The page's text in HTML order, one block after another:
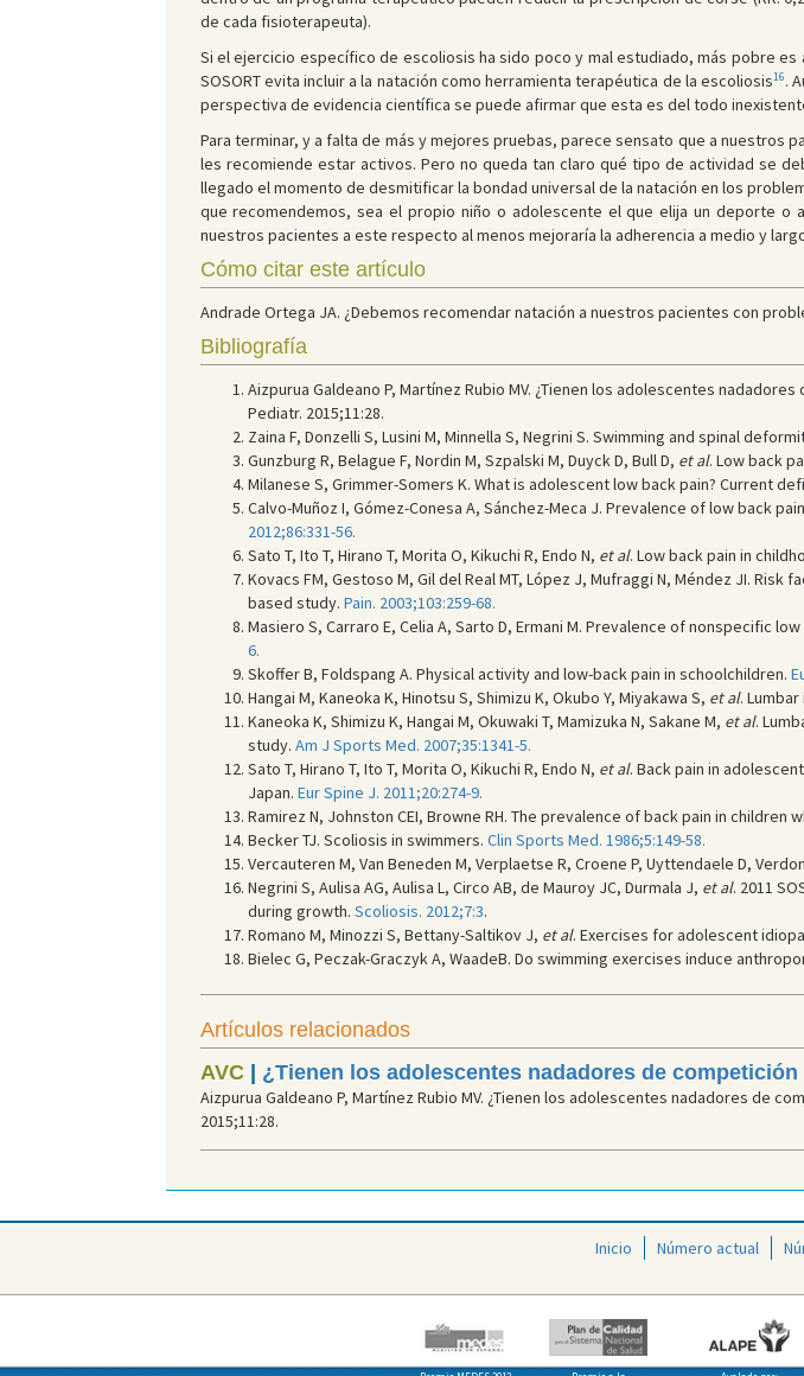
de cada fisioterapeuta).
Si el ejercicio específico de escoliosis ha sido poco y mal estudiado, más pobre
SOSORT evita incluir a la natación como herramienta terapéutica de la escoliosis16.
perspectiva de evidencia científica se puede afirmar que esta es del todo
Para terminar, y a falta de más y mejores pruebas, parece sensato que a
les recomiende estar activos. Pero no queda tan claro qué tipo de actividad se
llegado el momento de desmitificar la bondad universal de la natación en los
que recomendemos, sea el propio niño o adolescente el que elija un deporte
nuestros pacientes a este respecto al menos mejoraría la adherencia a medio y
Cómo citar este artículo
Andrade Ortega JA. ¿Debemos recomendar natación a nuestros pacientes con
Bibliografía
Aizpurua Galdeano P, Martínez Rubio MV. ¿Tienen los adolescentes
Pediatr. 2015;11:28.
Zaina F, Donzelli S, Lusini M, Minnella S, Negrini S. Swimming and spinal
Gunzburg R, Belague F, Nordin M, Szpalski M, Duyck D, Bull D, et al. Low back
Milanese S, Grimmer-Somers K. What is adolescent low back pain? Current
Calvo-Muñoz I, Gómez-Conesa A, Sánchez-Meca J. Prevalence of low back
2012;86:331-56.
Sato T, Ito T, Hirano T, Morita O, Kikuchi R, Endo N, et al. Low back pain in
Kovacs FM, Gestoso M, Gil del Real MT, López J, Mufraggi N, Méndez JI.
based study. Pain. 2003;103:259-68.
Masiero S, Carraro E, Celia A, Sarto D, Ermani M. Prevalence of nonspecific
6.
Skoffer B, Foldspang A. Physical activity and low-back pain in schoolchildren.
Hangai M, Kaneoka K, Hinotsu S, Shimizu K, Okubo Y, Miyakawa S, et al.
Kaneoka K, Shimizu K, Hangai M, Okuwaki T, Mamizuka N, Sakane M, et al.
study. Am J Sports Med. 2007;35:1341-5.
Sato T, Hirano T, Ito T, Morita O, Kikuchi R, Endo N, et al. Back pain in
Japan. Eur Spine J. 2011;20:274-9.
Ramirez N, Johnston CEI, Browne RH. The prevalence of back pain in children
Becker TJ. Scoliosis in swimmers. Clin Sports Med. 1986;5:149-58.
Vercauteren M, Van Beneden M, Verplaetse R, Croene P, Uyttendaele D,
Negrini S, Aulisa AG, Aulisa L, Circo AB, de Mauroy JC, Durmala J, et al. 2011
during growth. Scoliosis. 2012;7:3.
Romano M, Minozzi S, Bettany-Saltikov J, et al. Exercises for adolescent
Bielec G, Peczak-Graczyk A, WaadeB. Do swimming exercises induce
Artículos relacionados
AVC| ¿Tienen los adolescentes nadadores de
Aizpurua Galdeano P, Martínez Rubio MV. ¿Tienen los adolescentes nadadores de
2015;11:28.
Inicio Número actual